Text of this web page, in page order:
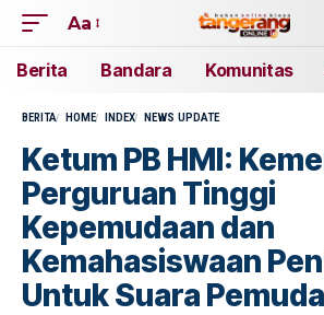
Aa
Berita Bandara Komunitas
BERITA HOME INDEX NEWS UPDATE
Ketum PB HMI:
Perguruan Tinggi
Kepemudaan dan
Kemahasiswaan
Untuk Suara Pemuda